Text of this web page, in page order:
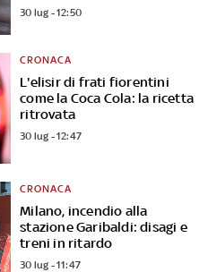
30 lug - 12:50
L'elisir di frati fiorentini
come la Coca Cola: la ricetta
ritrovata
CRONACA
30 lug - 12:47
Milano, incendio alla
stazione Garibaldi: disagi e
treni in ritardo
CRONACA
30 lug - 11:47